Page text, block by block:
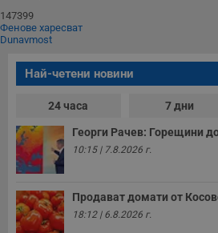
147399
Фенове харесват
Dunavmost
Най-четени новини
24 часа 7 дни
Георги Рачев: Горещини
10:15 | 7.8.2026 г.
Продават домати от
18:12 | 6.8.2026 г.